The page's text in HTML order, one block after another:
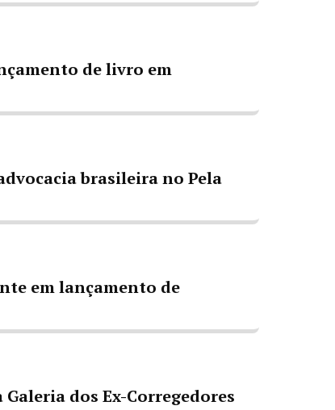
de livro em
brasileira no Pela
em lançamento de
dos Ex-Corregedores